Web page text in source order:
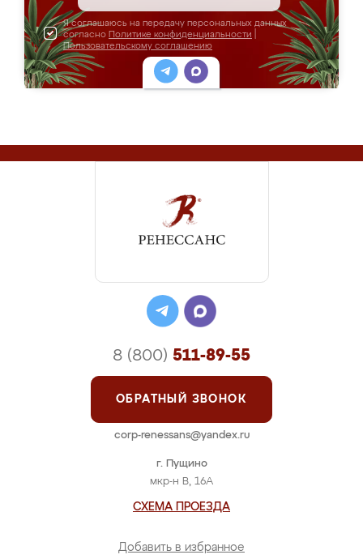
Я соглашаюсь на передачу персональных данных
согласно Политике конфиденциальности
Пользовательскому соглашению
г. Пущино
мкр-н В, 16А
СХЕМА ПРОЕЗДА
Добавить в избранное
8 (800) 511-89-55
ОБРАТНЫЙ ЗВОНОК
corp-renessans@yandex.ru